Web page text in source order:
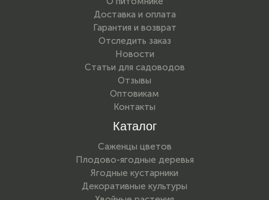
Доставка и оплата
Гарантия и возврат
Отследить заказ
Новости
Статьи для садоводов
Отзывы
Оптовикам
Контакты
Каталог
Саженцы цветов
Плодово-ягодные деревья
Ягодные кустарники
Декоративные культуры